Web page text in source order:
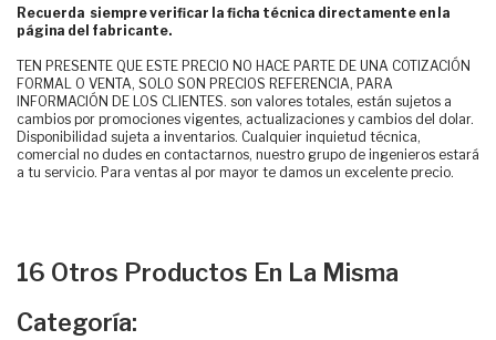
Recuerda siempre verificar la ficha técnica directamente en la
página del fabricante.
TEN PRESENTE QUE ESTE PRECIO NO HACE PARTE DE UNA COTIZACIÓN
FORMAL O VENTA, SOLO SON PRECIOS REFERENCIA, PARA
INFORMACIÓN DE LOS CLIENTES. son valores totales, están sujetos a
cambios por promociones vigentes, actualizaciones y cambios del dolar.
Disponibilidad sujeta a inventarios. Cualquier inquietud técnica,
comercial no dudes en contactarnos, nuestro grupo de ingenieros estará
a tu servicio. Para ventas al por mayor te damos un excelente precio.
16 Otros Productos En La Misma
Categoría: